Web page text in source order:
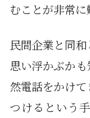
むことが非常に
民間企業と同
思い浮かぶか
然電話をかけ
つけるという